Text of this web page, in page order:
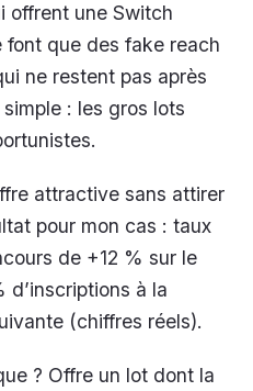
offrent une Switch
que des fake reach
ne restent pas après
: les gros lots
attractive sans attirer
pour mon cas : taux
de +12 % sur le
à la
(chiffres réels).
? Offre un lot dont la